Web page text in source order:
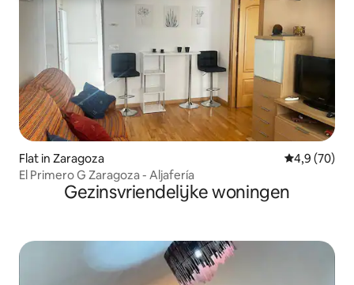
Flat in Zaragoza Gemiddelde
4,9 (70)
El Primero G Zaragoza - Aljafería
Gezinsvriendelijke woningen